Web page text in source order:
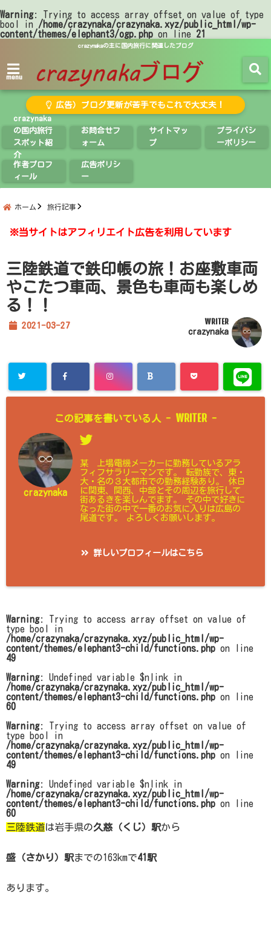
Warning: Trying to access array offset on value of type
bool in /home/crazynaka/crazynaka.xyz/public_html/wp-
content/themes/elephant3/ogp.php on line 21
crazynakaの主に国内旅行に関連したブログ
menu
広告）ブログ更新が苦手でもこれで大丈夫！
crazynaka
の国内旅行
スポット紹
介
お問合せフ
ォーム
サイトマッ
プ
プライバシ
ーポリシー
作者プロフ
ィール
広告ポリシ
ー
ホーム 旅行記事
※当サイトはアフィリエイト広告を利用しています
三陸鉄道で鉄印帳の旅！お座敷車両
やこたつ車両、景色も車両も楽しめ
る！！
2021-03-27
WRITER
crazynaka
この記事を書いている人 - WRITER -
crazynaka
某 上場電機メーカーに勤務しているアラ
フィフサラリーマンです。 転勤族で、東・
大・名の３大都市での勤務経験あり。 休日
に関東、関西、中部とその周辺を旅行して
街あるきを楽しんでます。 その中で好きに
なった街の中で一番のお気に入りは広島の
尾道です。 よろしくお願いします。
詳しいプロフィールはこちら
Warning: Trying to access array offset on value of
type bool in
/home/crazynaka/crazynaka.xyz/public_html/wp-
content/themes/elephant3-child/functions.php on line
49
Warning: Undefined variable $nlink in
/home/crazynaka/crazynaka.xyz/public_html/wp-
content/themes/elephant3-child/functions.php on line
60
Warning: Trying to access array offset on value of
type bool in
/home/crazynaka/crazynaka.xyz/public_html/wp-
content/themes/elephant3-child/functions.php on line
49
Warning: Undefined variable $nlink in
/home/crazynaka/crazynaka.xyz/public_html/wp-
content/themes/elephant3-child/functions.php on line
60
三陸鉄道は岩手県の久慈（くじ）駅から
盛（さかり）駅までの163kmで41駅
あります。